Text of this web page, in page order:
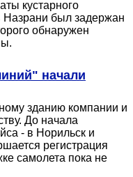
кустарного
Назрани был задержан
обнаружен
начали
зданию компании и
До начала
- в Норильск и
регистрация
самолета пока не